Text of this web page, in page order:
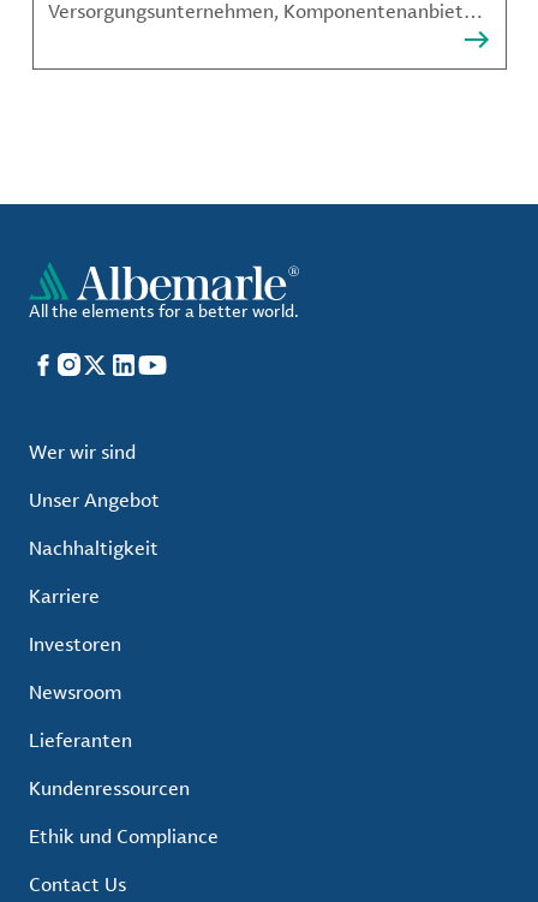
Versorgungsunternehmen, Komponentenanbieter,
Akteure unerlässlich sind.
All the elements for a better world.
Facebook
Instagram
X LinkedIn
YouTube
Wer wir sind
Unser Angebot
Nachhaltigkeit
Karriere
Investoren
Newsroom
Lieferanten
Kundenressourcen
Ethik und Compliance
Contact Us